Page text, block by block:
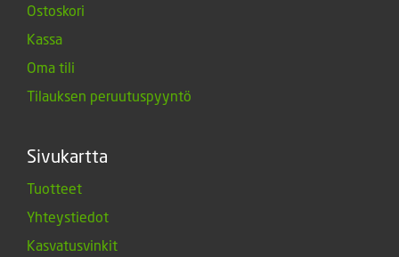
Ostoskori
Kassa
Oma tili
Tilauksen peruutuspyyntö
Sivukartta
Tuotteet
Yhteystiedot
Kasvatusvinkit